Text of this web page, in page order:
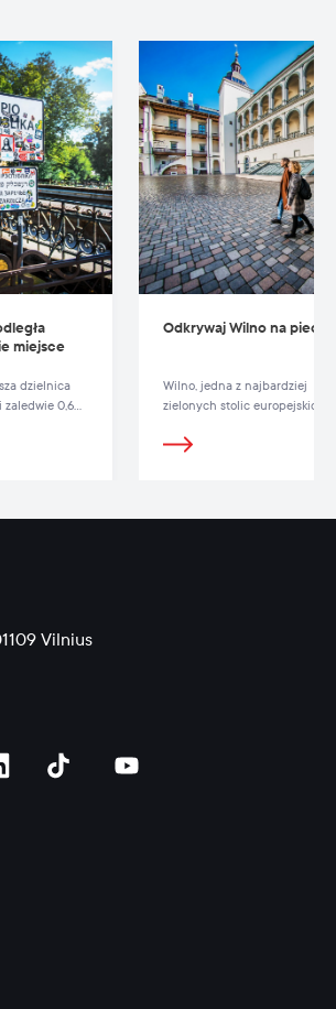
miejsce
dzielnica
zaledwie 0,6
Odkrywaj Wilno na
Wilno, jedna z najbardziej
zielonych stolic europejskich,
Vilnius